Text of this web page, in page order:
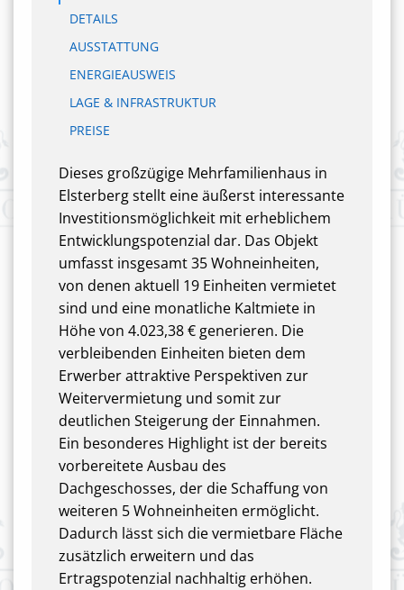
DETAILS
AUSSTATTUNG
ENERGIEAUSWEIS
LAGE & INFRASTRUKTUR
PREISE
Dieses großzügige Mehrfamilienhaus in
Elsterberg stellt eine äußerst interessante
Investitionsmöglichkeit mit erheblichem
Entwicklungspotenzial dar. Das Objekt
umfasst insgesamt 35 Wohneinheiten,
von denen aktuell 19 Einheiten vermietet
sind und eine monatliche Kaltmiete in
Höhe von 4.023,38 € generieren. Die
verbleibenden Einheiten bieten dem
Erwerber attraktive Perspektiven zur
Weitervermietung und somit zur
deutlichen Steigerung der Einnahmen.
Ein besonderes Highlight ist der bereits
vorbereitete Ausbau des
Dachgeschosses, der die Schaffung von
weiteren 5 Wohneinheiten ermöglicht.
Dadurch lässt sich die vermietbare Fläche
zusätzlich erweitern und das
Ertragspotenzial nachhaltig erhöhen.